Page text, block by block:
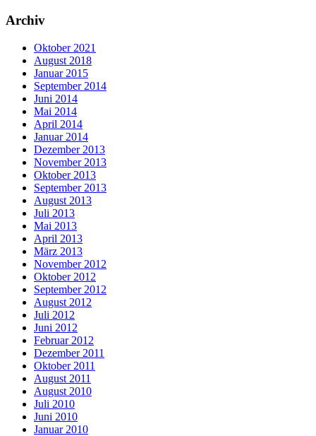
Archiv
Oktober 2021
August 2018
Januar 2015
September 2014
Juni 2014
Mai 2014
April 2014
Januar 2014
Dezember 2013
November 2013
Oktober 2013
September 2013
August 2013
Juli 2013
Mai 2013
April 2013
März 2013
November 2012
Oktober 2012
September 2012
August 2012
Juli 2012
Juni 2012
Februar 2012
Dezember 2011
Oktober 2011
August 2011
August 2010
Juli 2010
Juni 2010
Januar 2010